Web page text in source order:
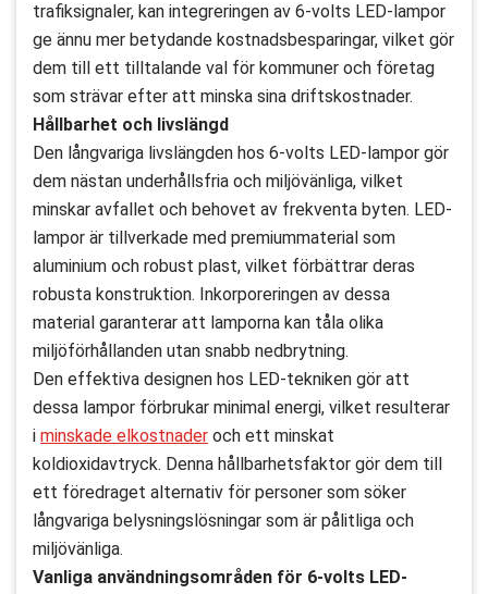
trafiksignaler, kan integreringen av 6-volts LED-lampor
ge ännu mer betydande kostnadsbesparingar, vilket gör
dem till ett tilltalande val för kommuner och företag
som strävar efter att minska sina driftskostnader.
Hållbarhet och livslängd
Den långvariga livslängden hos 6-volts LED-lampor gör
dem nästan underhållsfria och miljövänliga, vilket
minskar avfallet och behovet av frekventa byten. LED-
lampor är tillverkade med premiummaterial som
aluminium och robust plast, vilket förbättrar deras
robusta konstruktion. Inkorporeringen av dessa
material garanterar att lamporna kan tåla olika
miljöförhållanden utan snabb nedbrytning.
Den effektiva designen hos LED-tekniken gör att
dessa lampor förbrukar minimal energi, vilket resulterar
i minskade elkostnader och ett minskat
koldioxidavtryck. Denna hållbarhetsfaktor gör dem till
ett föredraget alternativ för personer som söker
långvariga belysningslösningar som är pålitliga och
miljövänliga.
Vanliga användningsområden för 6-volts LED-